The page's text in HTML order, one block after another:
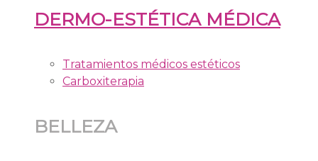
DERMO-ESTÉTICA MÉDICA
Tratamientos médicos estéticos
Carboxiterapia
BELLEZA